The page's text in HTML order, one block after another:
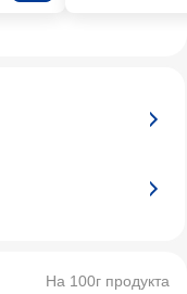
На 100г продукта